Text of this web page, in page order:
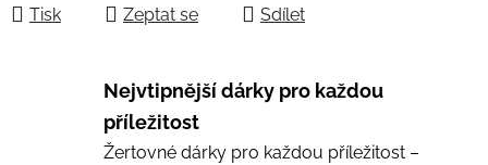
Tisk Zeptat se Sdílet
Nejvtipnější dárky pro každou
příležitost
Žertovné dárky pro každou příležitost –